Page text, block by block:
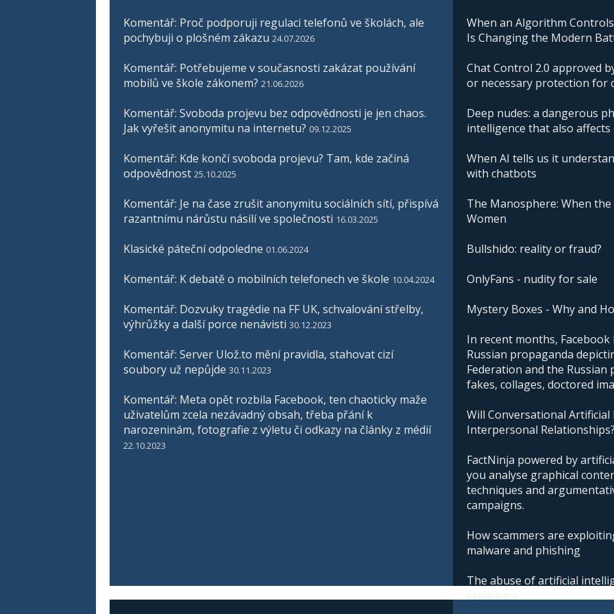
Komentář: Proč podporuji regulaci telefonů ve školách, ale
pochybuji o plošném zákazu 24.07.2026
Komentář: Potřebujeme v současnosti zakázat používání
mobilů ve škole zákonem? 21.06.2026
Komentář: Svoboda projevu bez odpovědnosti je jen chaos.
Jak vyřešit anonymitu na internetu? 09.12.2025
Komentář: Kde končí svoboda projevu? Tam, kde začíná
odpovědnost 25.10.2025
Komentář: Je na čase zrušit anonymitu sociálních sítí, přispívá
razantnímu nárůstu násilí ve společnosti 16.03.2025
Klasické páteční odpoledne 01.06.2024
Komentář: K debatě o mobilních telefonech ve škole 10.04.2024
Komentář: Dozvuky tragédie na FF UK, schvalování střelby,
výhrůžky a další porce nenávisti 30.12.2023
Komentář: Server Ulož.to mění pravidla, stahovat cizí
soubory už nepůjde 30.11.2023
Komentář: Meta opět rozbila Facebook, ten chaoticky maže
uživatelům zcela nezávadný obsah, třeba přání k
narozeninám, fotografie z výletu či odkazy na články z médií
22.10.2023
When an Algorithm
Is Changing the Modern
Chat Control 2.0 approved
or necessary protection for
Deep nudes: a dangerous
intelligence that also affects
When AI tells us it
with chatbots
The Manosphere: When
Women
Bullshido: reality or fraud?
OnlyFans - nudity for sale
Mystery Boxes - Why and
In recent months,
Russian propaganda
Federation and the Russian
fakes, collages, doctored
Will Conversational
Interpersonal
FactNinja powered by
you analyse graphical
techniques and
campaigns.
How scammers are
malware and phishing
The abuse of artificial